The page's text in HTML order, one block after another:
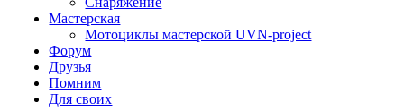
Мастерская
Мотоциклы мастерской UVN-project
Форум
Друзья
Помним
Для своих